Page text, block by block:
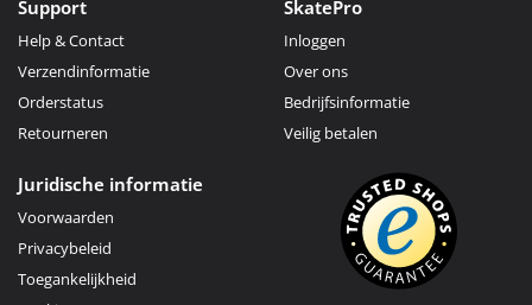
Support
Help & Contact
Verzendinformatie
Orderstatus
Retourneren
SkatePro
Inloggen
Over ons
Bedrijfsinformatie
Veilig betalen
Juridische informatie
Voorwaarden
Privacybeleid
Toegankelijkheid